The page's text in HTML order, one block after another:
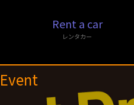
Rent a car
レンタカー
Event